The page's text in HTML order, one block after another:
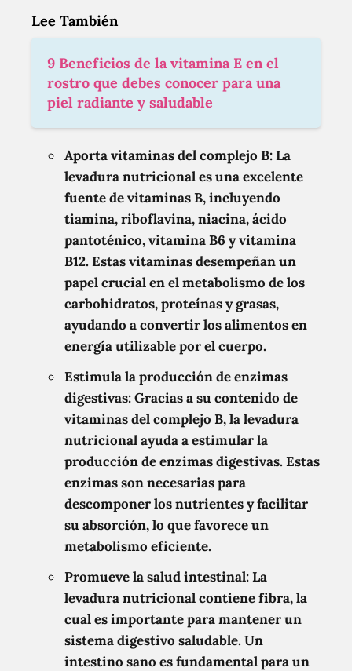
Lee También
9 Beneficios de la vitamina E en el
rostro que debes conocer para una
piel radiante y saludable
Aporta vitaminas del complejo B: La
levadura nutricional es una excelente
fuente de vitaminas B, incluyendo
tiamina, riboflavina, niacina, ácido
pantoténico, vitamina B6 y vitamina
B12. Estas vitaminas desempeñan un
papel crucial en el metabolismo de los
carbohidratos, proteínas y grasas,
ayudando a convertir los alimentos en
energía utilizable por el cuerpo.
Estimula la producción de enzimas
digestivas: Gracias a su contenido de
vitaminas del complejo B, la levadura
nutricional ayuda a estimular la
producción de enzimas digestivas. Estas
enzimas son necesarias para
descomponer los nutrientes y facilitar
su absorción, lo que favorece un
metabolismo eficiente.
Promueve la salud intestinal: La
levadura nutricional contiene fibra, la
cual es importante para mantener un
sistema digestivo saludable. Un
intestino sano es fundamental para un